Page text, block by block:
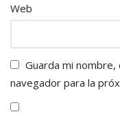
Web
Guarda mi
navegador para la